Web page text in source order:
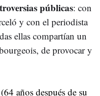
públicas: con
y con el periodista
ellas compartían un
de provocar y